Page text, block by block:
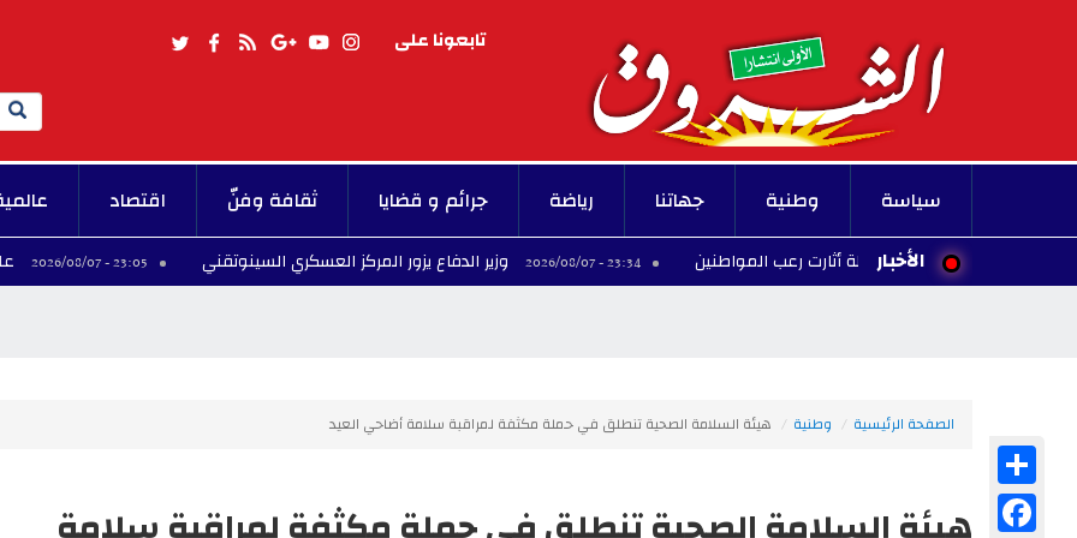
تابعونا على
Search
سياسة وطنية جهاتنا رياضة جرائم و قضايا ثقافة وفنّ اقتصاد
الأخبار
يحسم مسألة أثارت رعب المواطنين 23:34 - 2026/08/07 وزير الدفاع يزور المركز العسكري السينوتقني 23:05 - 2026/08/07 على خلفية
الصفحة الرئيسية وطنية هيئة السلامة الصحية تنطلق في حملة مكثفة لمراقبة سلامة أضاحي العيد
Facebook